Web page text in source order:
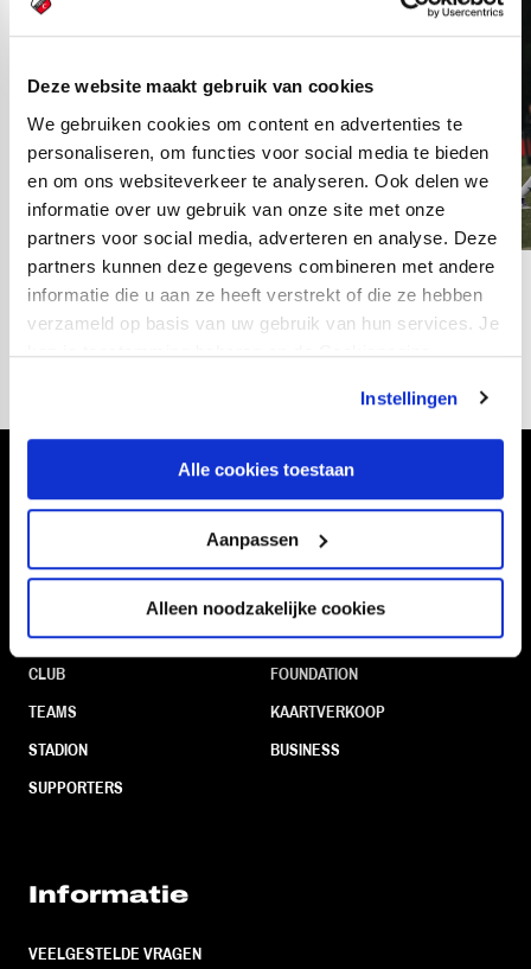
Deze website maakt gebruik van cookies
We gebruiken cookies om content en advertenties te
personaliseren, om functies voor social media te bieden
en om ons websiteverkeer te analyseren. Ook delen we
informatie over uw gebruik van onze site met onze
partners voor social media, adverteren en analyse. Deze
partners kunnen deze gegevens combineren met andere
informatie die u aan ze heeft verstrekt of die ze hebben
verzameld op basis van uw gebruik van hun services. Je
kan je toestemming beheren op de Cookiepagina.
Instellingen
Alle cookies toestaan
Aanpassen
Alleen noodzakelijke cookies
10fotos
Navigeer naar
CLUB
TEAMS
STADION
SUPPORTERS
FOUNDATION
KAARTVERKOOP
BUSINESS
Informatie
VEELGESTELDE VRAGEN